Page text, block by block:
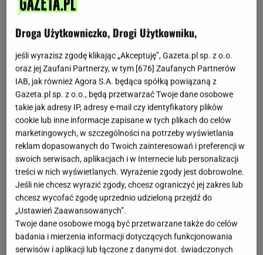
Droga Użytkowniczko, Drogi Użytkowniku,
jeśli wyrazisz zgodę klikając „Akceptuję”, Gazeta.pl sp. z o.o.
oraz jej Zaufani Partnerzy, w tym [676] Zaufanych Partnerów
IAB, jak również Agora S.A. będąca spółką powiązaną z
Gazeta.pl sp. z o.o., będą przetwarzać Twoje dane osobowe
takie jak adresy IP, adresy e-mail czy identyfikatory plików
cookie lub inne informacje zapisane w tych plikach do celów
marketingowych, w szczególności na potrzeby wyświetlania
reklam dopasowanych do Twoich zainteresowań i preferencji w
swoich serwisach, aplikacjach i w Internecie lub personalizacji
treści w nich wyświetlanych. Wyrażenie zgody jest dobrowolne.
Jeśli nie chcesz wyrazić zgody, chcesz ograniczyć jej zakres lub
chcesz wycofać zgodę uprzednio udzieloną przejdź do
„Ustawień Zaawansowanych”.
Twoje dane osobowe mogą być przetwarzane także do celów
badania i mierzenia informacji dotyczących funkcjonowania
serwisów i aplikacji lub łączone z danymi dot. świadczonych